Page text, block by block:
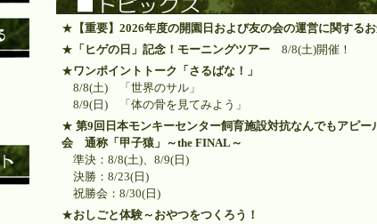
★ 【重要】2026年度の開園日および友の会の運営に関する
★ 「ヒゲの日」記念！モーニングツアー 8/8(土)開催！
★ワンポイントトーク「さるばな！」
8/8(土) 「世界のサル」
8/9(日) 「体の骨を見てみよう」
★ 第9回日本モンキーセンター飼育施設対抗なんでもアピー
会 通称「甲子猿」～the FINAL～
準決：8/8(土)、8/9(日)
決勝：8/23(日)
祝勝会：8/30(日)
★おしごと体験～おやつをつくろう！